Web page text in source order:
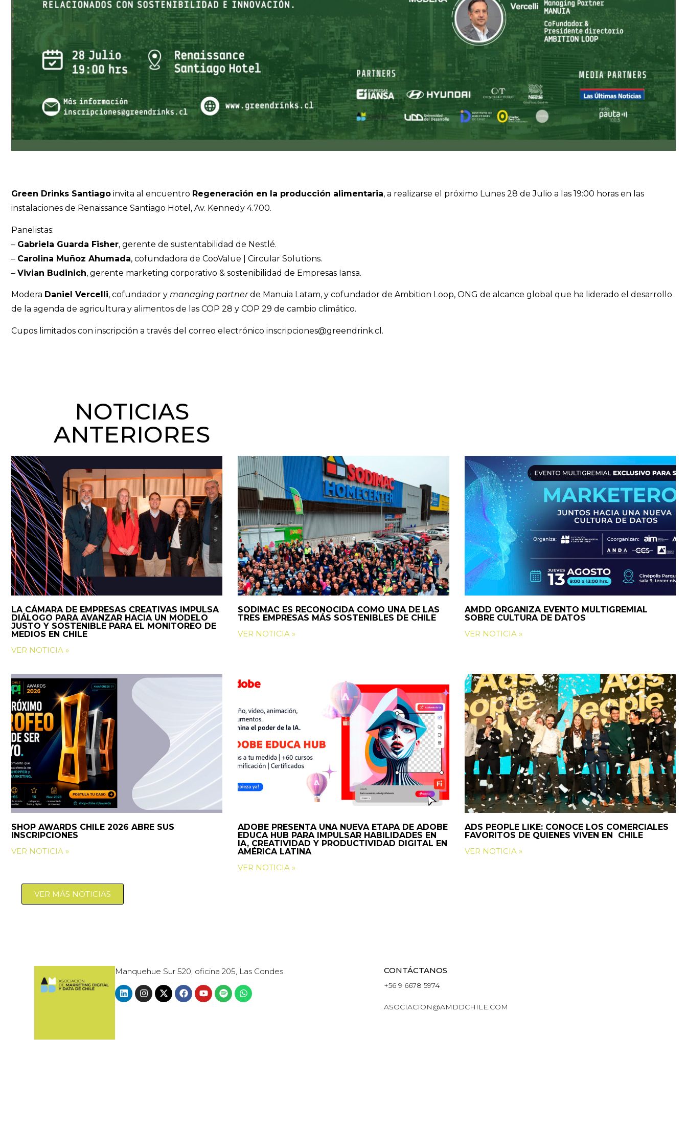
Green Drinks Santiago invita al encuentro Regeneración en la producción alimentaria, a realizarse el próximo Lunes 28 de Julio a las 19:00 horas en las
instalaciones de Renaissance Santiago Hotel, Av. Kennedy 4.700.
Panelistas:
– Gabriela Guarda Fisher, gerente de sustentabilidad de Nestlé.
– Carolina Muñoz Ahumada, cofundadora de CooValue | Circular Solutions.
– Vivian Budinich, gerente marketing corporativo & sostenibilidad de Empresas Iansa.
Modera Daniel Vercelli, cofundador y managing partnerde Manuia Latam, y cofundador de Ambition Loop, ONG de alcance global que ha liderado el desarrollo
de la agenda de agricultura y alimentos de las COP 28 y COP 29 de cambio climático.
Cupos limitados con inscripción a través del correo electrónico inscripciones@greendrink.cl.
NOTICIAS
ANTERIORES
LA CÁMARA DE EMPRESAS CREATIVAS IMPULSA
DIÁLOGO PARA AVANZAR HACIA UN MODELO
JUSTO Y SOSTENIBLE PARA EL MONITOREO DE
MEDIOS EN CHILE
VER NOTICIA »
SODIMAC ES RECONOCIDA COMO UNA DE LAS
TRES EMPRESAS MÁS SOSTENIBLES DE CHILE
VER NOTICIA »
AMDD ORGANIZA EVENTO MULTIGREMIAL
SOBRE CULTURA DE DATOS
VER NOTICIA »
SHOP AWARDS CHILE 2026 ABRE SUS
INSCRIPCIONES
VER NOTICIA »
ADOBE PRESENTA UNA NUEVA ETAPA DE ADOBE
EDUCA HUB PARA IMPULSAR HABILIDADES EN
IA, CREATIVIDAD Y PRODUCTIVIDAD DIGITAL EN
AMÉRICA LATINA
VER NOTICIA »
ADS PEOPLE LIKE: CONOCE LOS COMERCIALES
FAVORITOS DE QUIENES VIVEN EN CHILE
VER NOTICIA »
VER MÁS NOTICIAS
Manquehue Sur 520, oficina 205, Las Condes CONTÁCTANOS
+56 9 6678 5974
ASOCIACION@AMDDCHILE.COM